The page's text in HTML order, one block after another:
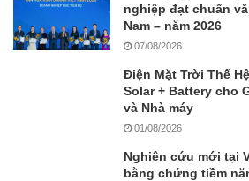
nghiệp đạt chuẩn
Nam – năm 2026
07/08/2026
Điện Mặt Trời Thế
Solar + Battery cho
và Nhà máy
01/08/2026
Nghiên cứu mới tại
bằng chứng tiềm